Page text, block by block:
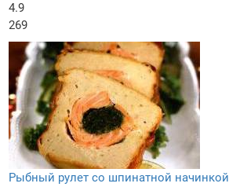
4.9
269
Рыбный рулет со шпинатной начинкой